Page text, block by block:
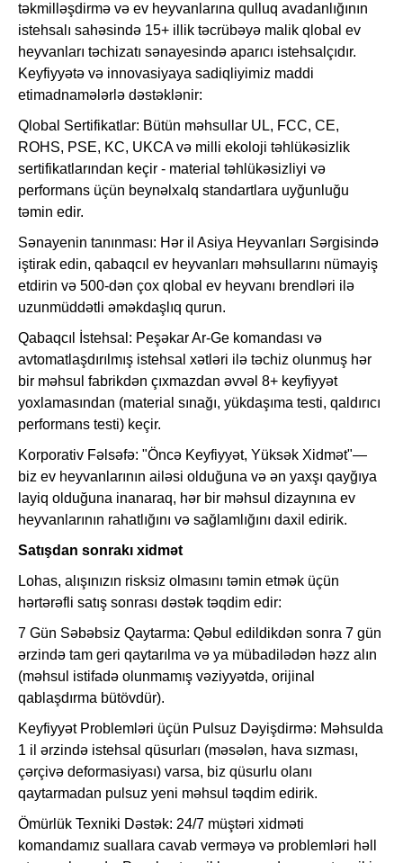
təkmilləşdirmə və ev heyvanlarına qulluq avadanlığının
istehsalı sahəsində 15+ illik təcrübəyə malik qlobal ev
heyvanları təchizatı sənayesində aparıcı istehsalçıdır.
Keyfiyyətə və innovasiyaya sadiqliyimiz maddi
etimadnamələrlə dəstəklənir:
Qlobal Sertifikatlar: Bütün məhsullar UL, FCC, CE,
ROHS, PSE, KC, UKCA və milli ekoloji təhlükəsizlik
sertifikatlarından keçir - material təhlükəsizliyi və
performans üçün beynəlxalq standartlara uyğunluğu
təmin edir.
Sənayenin tanınması: Hər il Asiya Heyvanları Sərgisində
iştirak edin, qabaqcıl ev heyvanları məhsullarını nümayiş
etdirin və 500-dən çox qlobal ev heyvanı brendləri ilə
uzunmüddətli əməkdaşlıq qurun.
Qabaqcıl İstehsal: Peşəkar Ar-Ge komandası və
avtomatlaşdırılmış istehsal xətləri ilə təchiz olunmuş hər
bir məhsul fabrikdən çıxmazdan əvvəl 8+ keyfiyyət
yoxlamasından (material sınağı, yükdaşıma testi, qaldırıcı
performans testi) keçir.
Korporativ Fəlsəfə: "Öncə Keyfiyyət, Yüksək Xidmət"—
biz ev heyvanlarının ailəsi olduğuna və ən yaxşı qayğıya
layiq olduğuna inanaraq, hər bir məhsul dizaynına ev
heyvanlarının rahatlığını və sağlamlığını daxil edirik.
Satışdan sonrakı xidmət
Lohas, alışınızın risksiz olmasını təmin etmək üçün
hərtərəfli satış sonrası dəstək təqdim edir:
7 Gün Səbəbsiz Qaytarma: Qəbul edildikdən sonra 7 gün
ərzində tam geri qaytarılma və ya mübadilədən həzz alın
(məhsul istifadə olunmamış vəziyyətdə, orijinal
qablaşdırma bütövdür).
Keyfiyyət Problemləri üçün Pulsuz Dəyişdirmə: Məhsulda
1 il ərzində istehsal qüsurları (məsələn, hava sızması,
çərçivə deformasiyası) varsa, biz qüsurlu olanı
qaytarmadan pulsuz yeni məhsul təqdim edirik.
Ömürlük Texniki Dəstək: 24/7 müştəri xidməti
komandamız suallara cavab verməyə və problemləri həll